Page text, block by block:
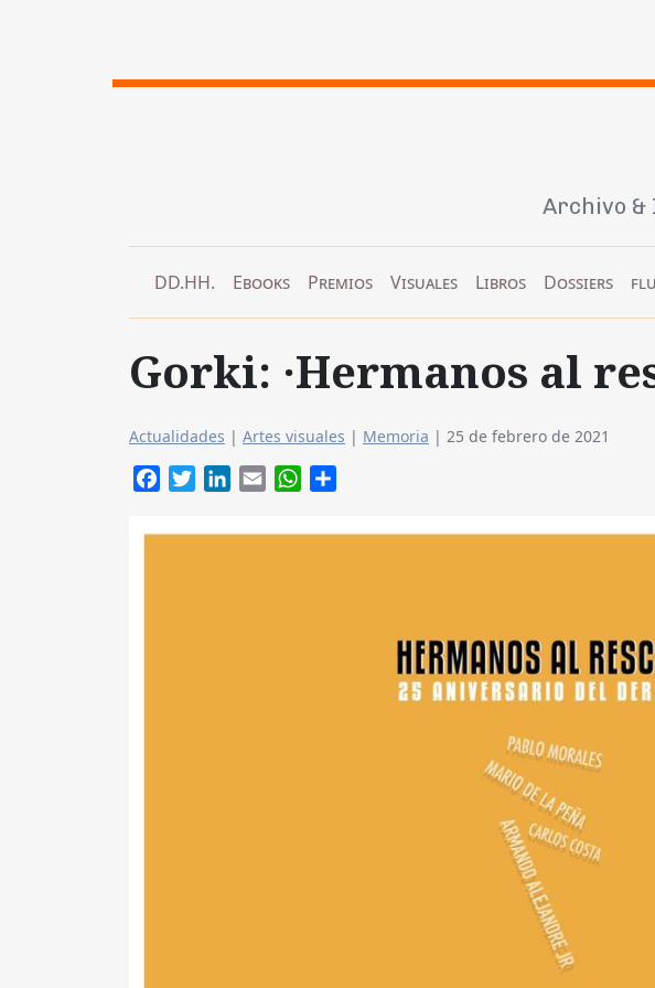
Archivo &
DD.HH. Ebooks Premios Visuales Libros Dossiers
Gorki: ·Hermanos al
Actualidades | Artes visuales | Memoria | 25 de febrero de 2021
FacebookTwitterLinkedIn
Email WhatsApp